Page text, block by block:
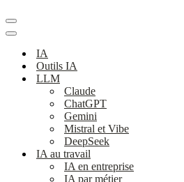
Menu
de
Menu
navigation
IA
Outils IA
LLM
Claude
ChatGPT
Gemini
Mistral et Vibe
DeepSeek
IA au travail
IA en entreprise
IA par métier